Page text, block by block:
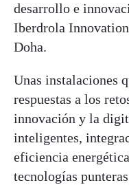
desarrollo e
Iberdrola
Doha.
Unas instalaciones
respuestas a los
innovación y la
inteligentes,
eficiencia
tecnologías